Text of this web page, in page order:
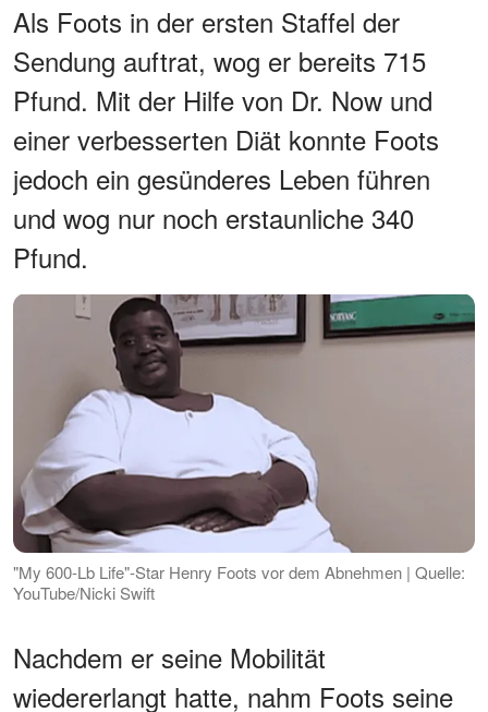
Als Foots in der ersten Staffel der
Sendung auftrat, wog er bereits 715
Pfund. Mit der Hilfe von Dr. Now und
einer verbesserten Diät konnte Foots
jedoch ein gesünderes Leben führen
und wog nur noch erstaunliche 340
Pfund.
"My 600-Lb Life"-Star Henry Foots vor dem Abnehmen | Quelle:
YouTube/Nicki Swift
Nachdem er seine Mobilität
wiedererlangt hatte, nahm Foots seine